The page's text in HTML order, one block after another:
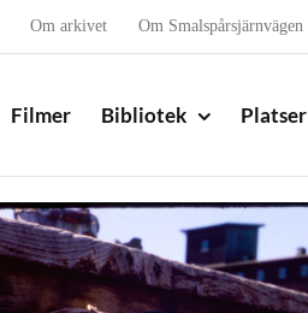
Om arkivet Om Smalspårsjärnvägen
Filmer Bibliotek Platser